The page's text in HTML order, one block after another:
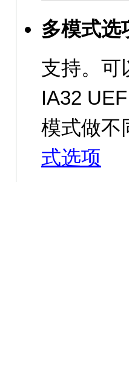
多模式选
支持。可
IA32
模式做不
式选项